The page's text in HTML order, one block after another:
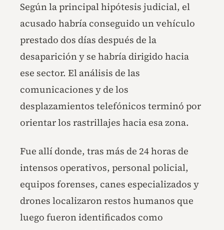
Según la principal hipótesis judicial, el
acusado habría conseguido un vehículo
prestado dos días después de la
desaparición y se habría dirigido hacia
ese sector. El análisis de las
comunicaciones y de los
desplazamientos telefónicos terminó por
orientar los rastrillajes hacia esa zona.
Fue allí donde, tras más de 24 horas de
intensos operativos, personal policial,
equipos forenses, canes especializados y
drones localizaron restos humanos que
luego fueron identificados como